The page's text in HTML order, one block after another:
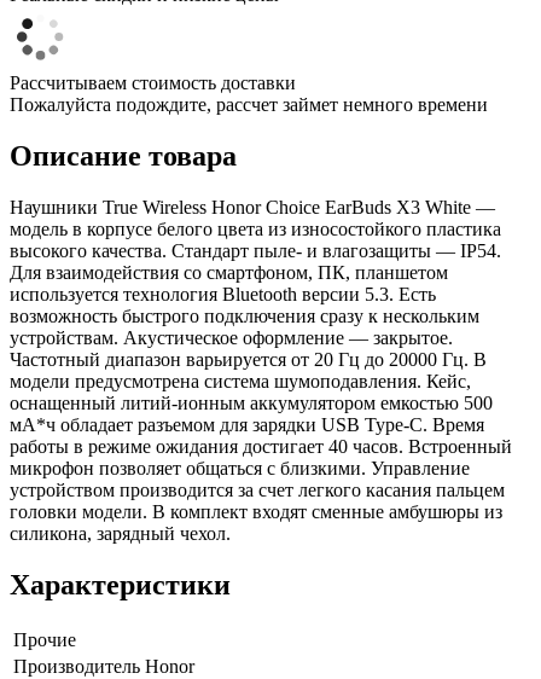
Рассчитываем стоимость доставки
Пожалуйста подождите, рассчет займет немного времени
Описание товара
Наушники True Wireless Honor Choice EarBuds X3 White —
модель в корпусе белого цвета из износостойкого пластика
высокого качества. Стандарт пыле- и влагозащиты — IP54.
Для взаимодействия со смартфоном, ПК, планшетом
используется технология Bluetooth версии 5.3. Есть
возможность быстрого подключения сразу к нескольким
устройствам. Акустическое оформление — закрытое.
Частотный диапазон варьируется от 20 Гц до 20000 Гц. В
модели предусмотрена система шумоподавления. Кейс,
оснащенный литий-ионным аккумулятором емкостью 500
мА*ч обладает разъемом для зарядки USB Type-C. Время
работы в режиме ожидания достигает 40 часов. Встроенный
микрофон позволяет общаться с близкими. Управление
устройством производится за счет легкого касания пальцем
головки модели. В комплект входят сменные амбушюры из
силикона, зарядный чехол.
Характеристики
Прочие
Производитель Honor